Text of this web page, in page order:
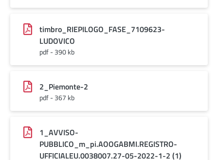
timbro_RIEPILOGO_FASE_7109623-
LUDOVICO
pdf - 390 kb
2_Piemonte-2
pdf - 367 kb
1_AVVISO-
PUBBLICO_m_pi.AOOGABMI.REGISTRO-
UFFICIALEU.0038007.27-05-2022-1-2 (1)